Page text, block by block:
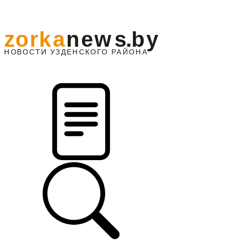
НО ВОСТИ УЗДЕНС КО ГО РАЙОНА
zorkanews.by